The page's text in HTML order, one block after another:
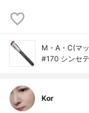
M・A・C(マ
#170 シンセ
Kor